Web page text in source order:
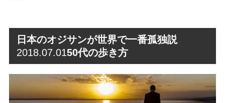
日本のオジサンが世界で一番孤独説
2018.07.0150代の歩き方